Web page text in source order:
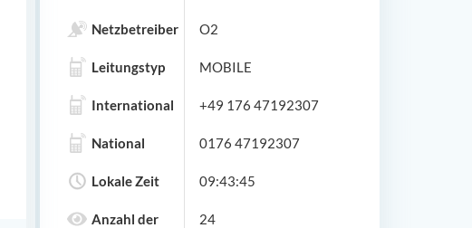
Netzbetreiber O2
Leitungstyp MOBILE
International +49 176 47192307
National 0176 47192307
Lokale Zeit 09:43:45
Anzahl der
24